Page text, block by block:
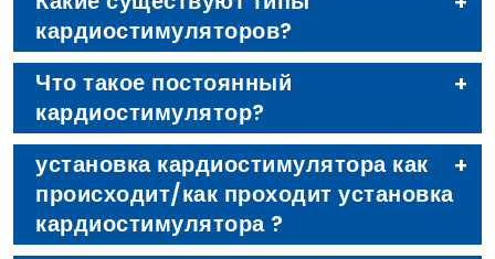
кардиостимуляторов?
Что такое постоянный
кардиостимулятор?
установка кардиостимулятора как
происходит/как проходит установка
кардиостимулятора ?